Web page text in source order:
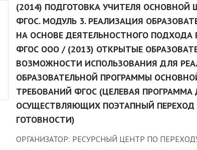
(2014) ПОДГОТОВКА УЧИТЕЛЯ ОСНОВНОЙ
ФГОС. МОДУЛЬ 3. РЕАЛИЗАЦИЯ
НА ОСНОВЕ ДЕЯТЕЛЬНОСТНОГО ПОДХОДА
ФГОС ООО / (2013) ОТКРЫТЫЕ
ВОЗМОЖНОСТИ ИСПОЛЬЗОВАНИЯ ДЛЯ
ОБРАЗОВАТЕЛЬНОЙ ПРОГРАММЫ
ТРЕБОВАНИЙ ФГОС (ЦЕЛЕВАЯ
ОСУЩЕСТВЛЯЮЩИХ ПОЭТАПНЫЙ ПЕРЕХОД
ГОТОВНОСТИ)
ОРГАНИЗАТОР: РЕСУРСНЫЙ ЦЕНТР ПО